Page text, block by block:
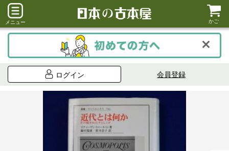
メニュー かご
ログイン 会員登録